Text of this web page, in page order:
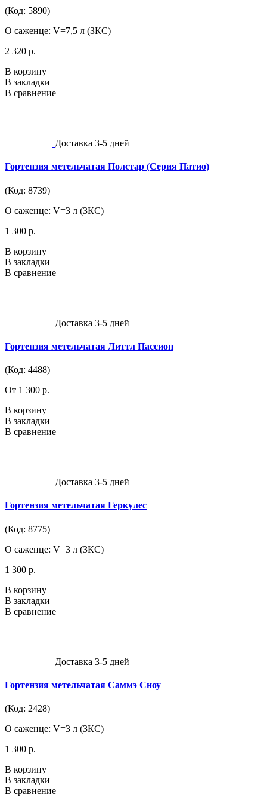
(Код: 5890)
О саженце: V=7,5 л (ЗКС)
2 320 р.
В корзину
В закладки
В сравнение
Доставка 3-5 дней
Гортензия метельчатая Полстар (Серия Патио)
(Код: 8739)
О саженце: V=3 л (ЗКС)
1 300 р.
В корзину
В закладки
В сравнение
Доставка 3-5 дней
Гортензия метельчатая Литтл Пассион
(Код: 4488)
От 1 300 р.
В корзину
В закладки
В сравнение
Доставка 3-5 дней
Гортензия метельчатая Геркулес
(Код: 8775)
О саженце: V=3 л (ЗКС)
1 300 р.
В корзину
В закладки
В сравнение
Доставка 3-5 дней
Гортензия метельчатая Саммэ Сноу
(Код: 2428)
О саженце: V=3 л (ЗКС)
1 300 р.
В корзину
В закладки
В сравнение